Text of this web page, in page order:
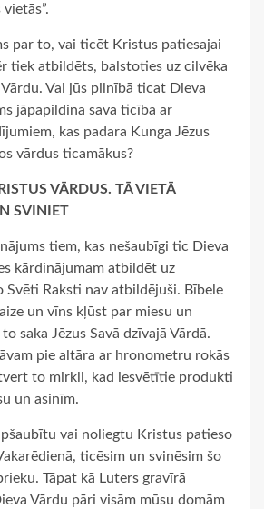
par to, vai ticēt Kristus patiesajai
tiek atbildēts, balstoties uz cilvēka
Vai jūs pilnībā ticat Dieva
jāpapildina sava ticība ar
kas padara Kunga Jēzus
vārdus ticamākus?
VĀRDUS. TĀ VIETĀ
SVINIET
tiem, kas nešaubīgi tic Dieva
kārdinājumam atbildēt uz
Svēti Raksti nav atbildējuši. Bībele
un vīns kļūst par miesu un
saka Jēzus Savā dzīvajā Vārdā.
pie altāra ar hronometru rokās
to mirkli, kad iesvētītie produkti
un asinīm.
vai noliegtu Kristus patieso
ticēsim un svinēsim šo
Tāpat kā Luters gravīrā
Vārdu pāri visām mūsu domām